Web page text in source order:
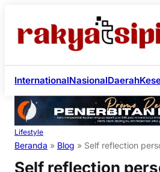
InternationalNasionalDaerah
Lifestyle
Beranda » Blog » Self reflection
Self reflection